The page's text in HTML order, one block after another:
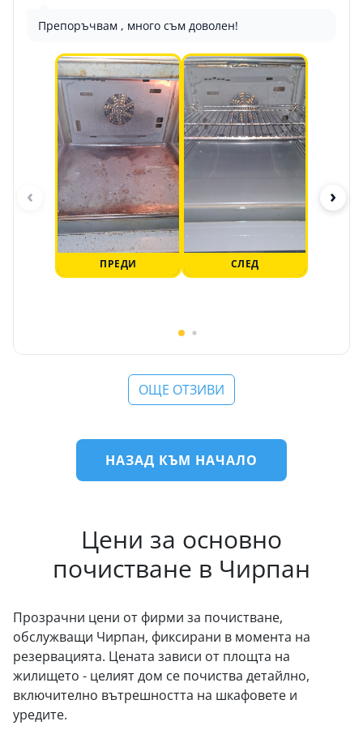
Препоръчвам , много съм доволен!
ПРЕДИ СЛЕД
‹ ›
ОЩЕ ОТЗИВИ
НАЗАД КЪМ НАЧАЛО
Цени за основно
почистване в Чирпан
Прозрачни цени от фирми за почистване,
обслужващи Чирпан, фиксирани в момента на
резервацията. Цената зависи от площта на
жилището - целият дом се почиства детайлно,
включително вътрешността на шкафовете и
уредите.